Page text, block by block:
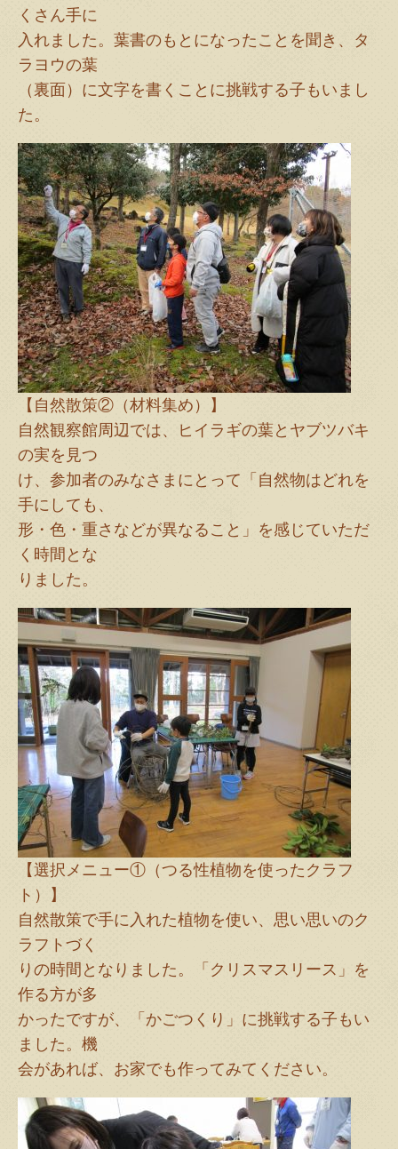
くさん手に
入れました。葉書のもとになったことを聞き、タ
ラヨウの葉
（裏面）に文字を書くことに挑戦する子もいまし
た。
【自然散策②（材料集め）】
自然観察館周辺では、ヒイラギの葉とヤブツバキ
の実を見つ
け、参加者のみなさまにとって「自然物はどれを
手にしても、
形・色・重さなどが異なること」を感じていただ
く時間とな
りました。
【選択メニュー①（つる性植物を使ったクラフ
ト）】
自然散策で手に入れた植物を使い、思い思いのク
ラフトづく
りの時間となりました。「クリスマスリース」を
作る方が多
かったですが、「かごつくり」に挑戦する子もい
ました。機
会があれば、お家でも作ってみてください。